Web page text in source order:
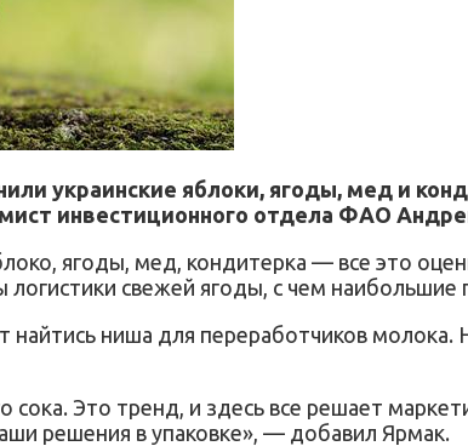
украинские яблоки, ягоды, мед и
инвестиционного отдела ФАО
ягоды, мед, кондитерка — все это
свежей ягоды, с чем
ниша для переработчиков
Это тренд, и здесь все решает
решения в упаковке», — добавил Ярмак.